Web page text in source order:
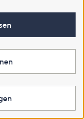
CHALET 4
Blüten
Farben verfügbar
Warenkorb